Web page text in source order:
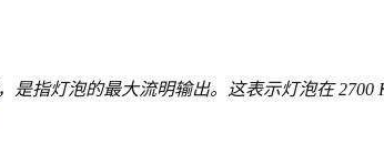
指灯泡的最大流明输出。这表示灯泡在